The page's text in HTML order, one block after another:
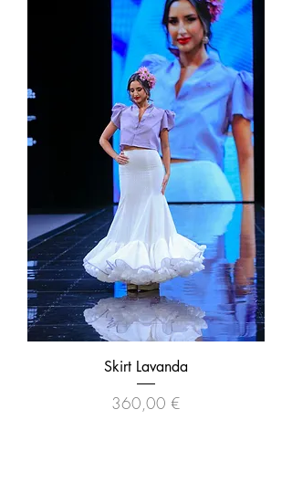
Skirt Lavanda
Precio
360,00 €